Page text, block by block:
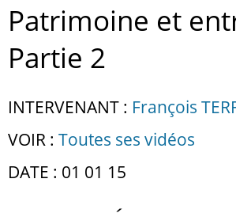
Patrimoine et
Partie 2
INTERVENANT : François
VOIR : Toutes ses vidéos
DATE : 01 01 15